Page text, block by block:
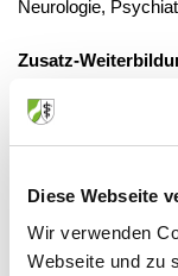
Diese Webseite
Wir verwenden
Webseite und zu
Neurologie,
Zusatz-
Nigar Hasanov